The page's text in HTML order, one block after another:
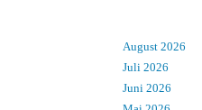
August 2026
Juli 2026
Juni 2026